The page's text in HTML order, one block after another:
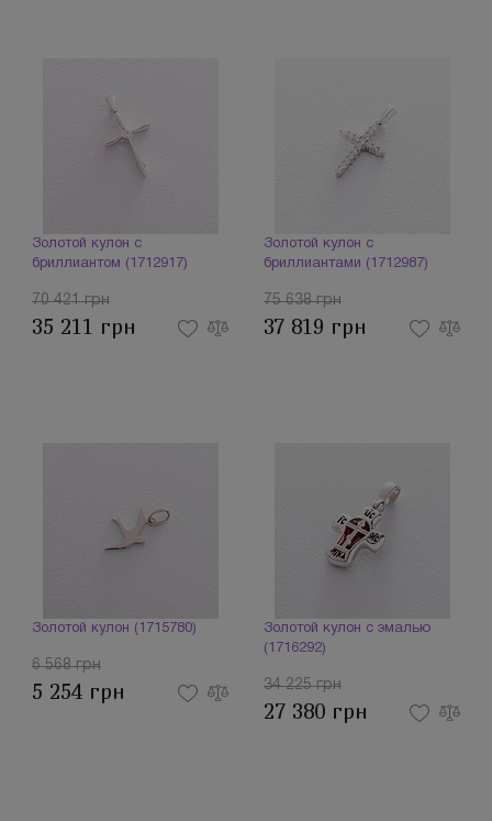
Золотой кулон с
бриллиантом (1712917)
70 421 грн
35 211 грн
Золотой кулон с
бриллиантами (1712987)
75 638 грн
37 819 грн
Золотой кулон (1715780)
6 568 грн
5 254 грн
Золотой кулон с эмалью
(1716292)
34 225 грн
27 380 грн